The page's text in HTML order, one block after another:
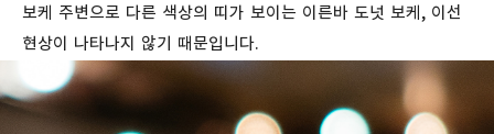
보케 주변으로 다른 색상의 띠가 보이는 이른바 도넛 보케, 이선
현상이 나타나지 않기 때문입니다.